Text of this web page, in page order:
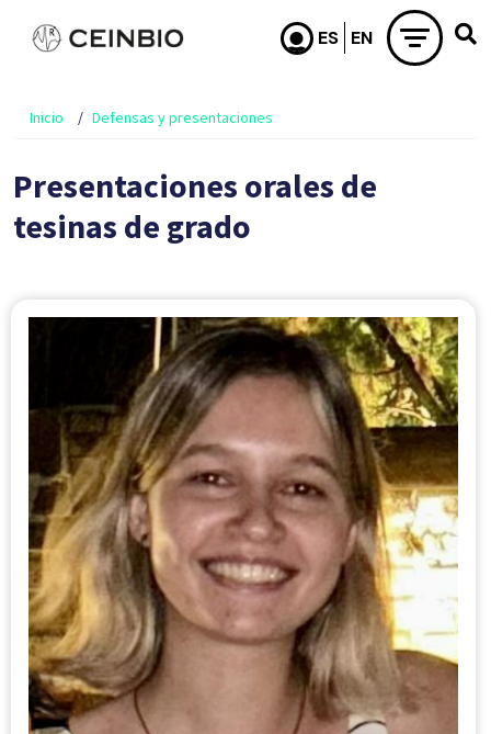
Pasar al contenido principal
Inicio Defensas y presentaciones
Presentaciones orales de
tesinas de grado